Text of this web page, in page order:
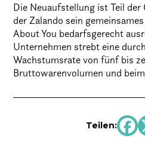
Die Neuaufstellung ist Teil
der Zalando sein
About You bedarfsgerecht
Unternehmen strebt eine
Wachstumsrate von fünf bis
Bruttowarenvolumen und
Teilen: